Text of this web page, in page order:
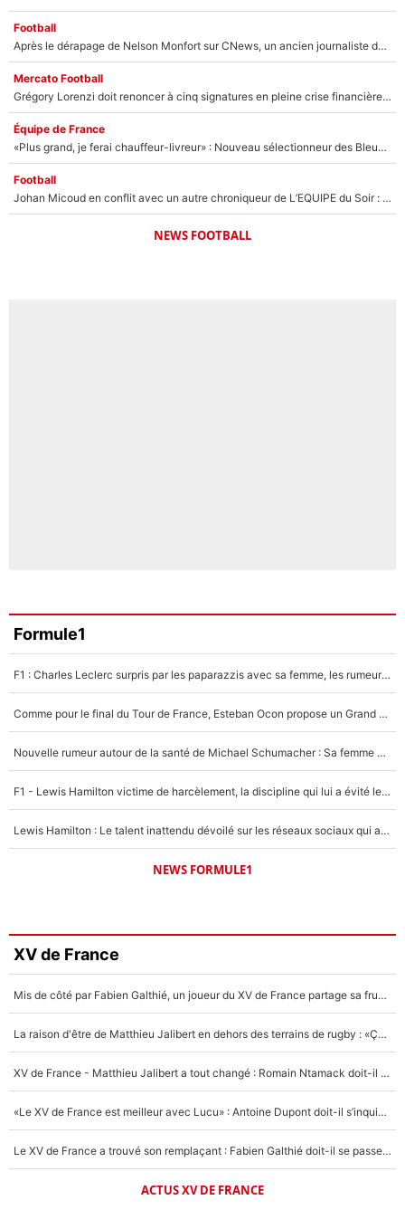
Football
Après le dérapage de Nelson Monfort sur CNews, un ancien journaliste de France Télévisions relance la polémique sur les incendies en Gironde
Mercato Football
Grégory Lorenzi doit renoncer à cinq signatures en pleine crise financière : L’IA propose sept noms à l’OM pour un mercato réussi... à seulement 5M€ !
Équipe de France
«Plus grand, je ferai chauffeur-livreur» : Nouveau sélectionneur des Bleus, Zinédine Zidane s’était imaginé un avenir très différent lorsqu'il était enfant
Football
Johan Micoud en conflit avec un autre chroniqueur de L’EQUIPE du Soir : «Pendant un moment, je ne les ai pas remis ensemble dans l'émission»
NEWS FOOTBALL
Formule1
F1 : Charles Leclerc surpris par les paparazzis avec sa femme, les rumeurs étaient vraies !
Comme pour le final du Tour de France, Esteban Ocon propose un Grand Prix de Formule 1 à Paris : «Autour de l’Arc de Triomphe, ce serait génial» !
Nouvelle rumeur autour de la santé de Michael Schumacher : Sa femme Corinna sort du silence
F1 - Lewis Hamilton victime de harcèlement, la discipline qui lui a évité le pire : «J'aurais probablement mal tourné»
Lewis Hamilton : Le talent inattendu dévoilé sur les réseaux sociaux qui a impressionné Kim Kardashian pendant leurs vacances en amoureux !
NEWS FORMULE1
XV de France
Mis de côté par Fabien Galthié, un joueur du XV de France partage sa frustration : «ils ne me l’ont pas dit tout de suite»
La raison d'être de Matthieu Jalibert en dehors des terrains de rugby : «Ça m'atteint autant que si tu touches à un membre de ma famille»
XV de France - Matthieu Jalibert a tout changé : Romain Ntamack doit-il s’inquiéter pour sa place à un an de la Coupe du monde ?
«Le XV de France est meilleur avec Lucu» : Antoine Dupont doit-il s’inquiéter pour sa place ?
Le XV de France a trouvé son remplaçant : Fabien Galthié doit-il se passer d'Antoine Dupont ?
ACTUS XV DE FRANCE